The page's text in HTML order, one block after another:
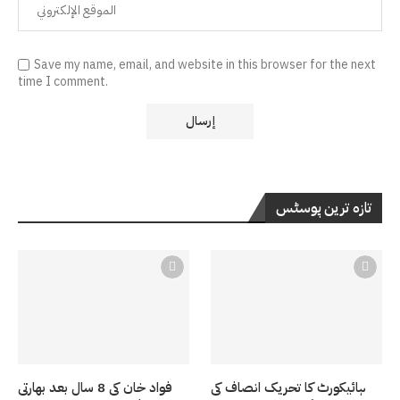
Save my name, email, and website in this browser for the next
time I comment.
تازہ ترین پوسٹس
فواد خان کی 8 سال بعد بھارتی
ہائیکورٹ کا تحریک انصاف کی